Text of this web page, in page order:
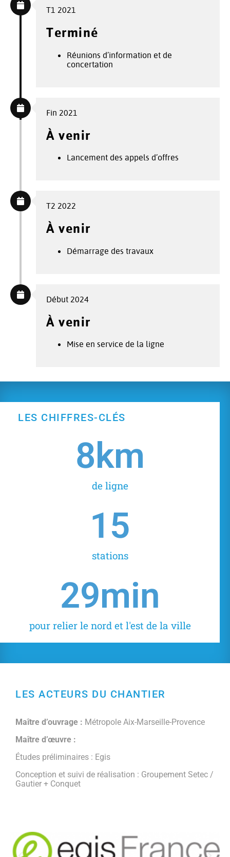
T1 2021
Terminé
Réunions d’information et de
concertation
Fin 2021
À venir
Lancement des appels d’offres
T2 2022
À venir
Démarrage des travaux
Début 2024
À venir
Mise en service de la ligne
LES CHIFFRES-CLÉS
de ligne
8km
stations
16
pour relier le nord et l'est de la ville
30min
LES ACTEURS DU CHANTIER
Maître d’ouvrage : Métropole Aix-Marseille-Provence
Maître d’œuvre :
Études préliminaires : Egis
Conception et suivi de réalisation : Groupement Setec /
Gautier + Conquet